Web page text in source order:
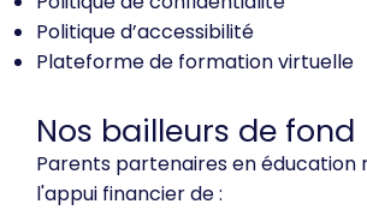
Politique d’accessibilité
Plateforme de formation virtuelle
Nos bailleurs de fond
Parents partenaires en éducation
l'appui financier de :